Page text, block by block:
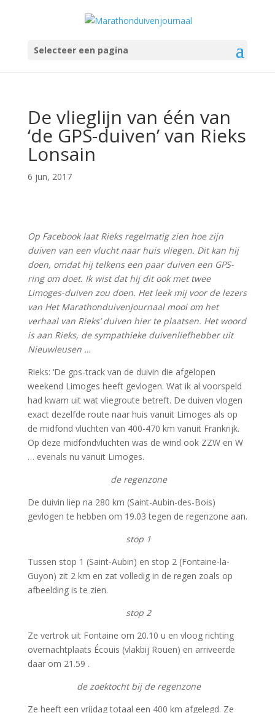
Selecteer een pagina
De vlieglijn van één van
‘de GPS-duiven’ van Rieks
Lonsain
6 jun, 2017
Op Facebook laat Rieks regelmatig zien hoe zijn
duiven van een vlucht naar huis vliegen. Dit kan hij
doen, omdat hij telkens een paar duiven een GPS-
ring om doet. Ik wist dat hij dit ook met twee
Limoges-duiven zou doen. Het leek mij voor de lezers
van Het Marathonduivenjournaal mooi om het
verhaal van Rieks’ duiven hier te plaatsen. Het woord
is aan Rieks, de sympathieke duivenliefhebber uit
Nieuwleusen …
Rieks: ‘De gps-track van de duivin die afgelopen
weekend Limoges heeft gevlogen. Wat ik al voorspeld
had kwam uit wat vliegroute betreft. De duiven vlogen
exact dezelfde route naar huis vanuit Limoges als op
de midfond vluchten van 400-470 km vanuit Frankrijk.
Op deze midfondvluchten was de wind ook ZZW en W
… evenals nu vanuit Limoges.
de regenzone
De duivin liep na 280 km (Saint-Aubin-des-Bois)
gevlogen te hebben om 19.03 tegen de regenzone aan.
stop 1
Tussen stop 1 (Saint-Aubin) en stop 2 (Fontaine-la-
Guyon) zit 2 km en zat volledig in de regen zoals op
afbeelding is te zien.
stop 2
Ze vertrok uit Fontaine om 20.10 u en vloog richting
overnachtplaats Écouis (vlakbij Rouen) en arriveerde
daar om 21.59 .
de zoektocht bij de regenzone
Ze heeft een vrijdag totaal een 400 km afgelegd. Ze